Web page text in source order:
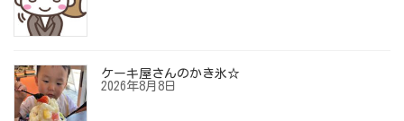
ケーキ屋さんのかき氷☆
2026年8月8日